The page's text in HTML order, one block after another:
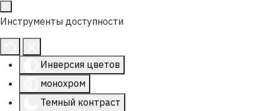
Инструменты доступности
Инверсия цветов
монохром
Темный контраст